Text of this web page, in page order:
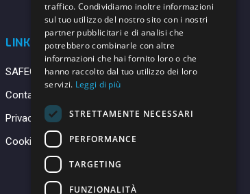
LINK UTILI
SAFEGUARDING
Contatti
Privacy Policy
Cookie Policy
traffico. Condividiamo inoltre informazioni
sul tuo utilizzo del nostro sito con i nostri
partner pubblicitari e di analisi che
potrebbero combinarle con altre
informazioni che hai fornito loro o che
hanno raccolto dal tuo utilizzo dei loro
servizi. Leggi di più
STRETTAMENTE NECESSARI
PERFORMANCE
TARGETING
FUNZIONALITÀ